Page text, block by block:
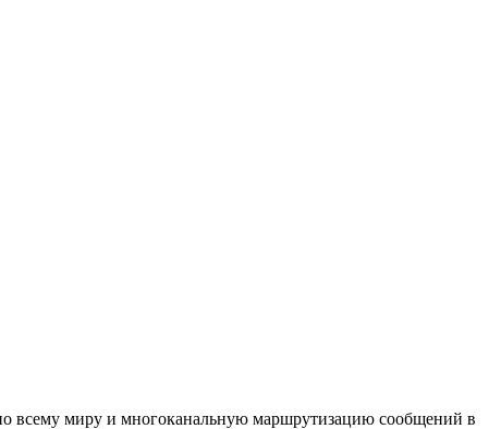
всему миру и многоканальную маршрутизацию сообщений в